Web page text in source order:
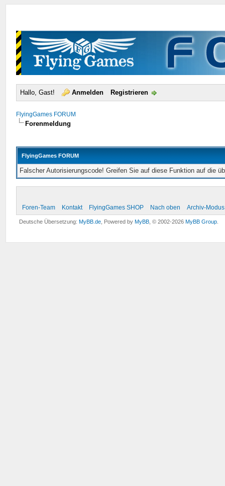
Hallo, Gast! Anmelden Registrieren
FlyingGames FORUM
Forenmeldung
FlyingGames FORUM
Falscher Autorisierungscode! Greifen Sie auf diese Funktion auf die
Foren-Team Kontakt FlyingGames SHOP Nach oben Archiv-Modus
Deutsche Übersetzung:MyBB.de , Powered byMyBB , © 2002-2026MyBB Group